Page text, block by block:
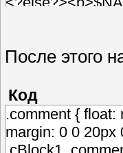
<div
<?else?><span
endif?>
src="http://
После этого
Код
.comment {
margin: 0 0 20px